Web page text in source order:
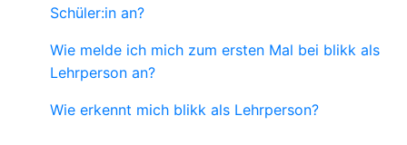
Schüler:in an?
Wie melde ich mich zum ersten Mal bei blikk als
Lehrperson an?
Wie erkennt mich blikk als Lehrperson?